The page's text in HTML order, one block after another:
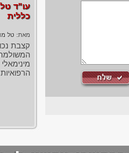
עו"ד
כללית
מאת: טל
קצבת